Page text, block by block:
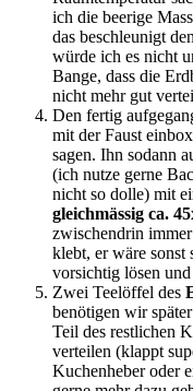
ich die beerige
das beschleunigt
würde ich es nicht
Bange, dass die
nicht mehr gut
Den fertig
mit der Faust
sagen. Ihn sodann
(ich nutze gerne
nicht so dolle) mit
gleichmässig ca.
zwischendrin
klebt, er wäre sonst
vorsichtig lösen
Zwei Teelöffel des
benötigen wir
Teil des restlichen
verteilen (klappt
Kuchenheber oder